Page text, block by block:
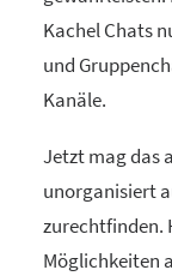
Kachel Chats
und
Kanäle.
Jetzt mag das
unorganisiert
zurechtfinden.
Möglichkeiten